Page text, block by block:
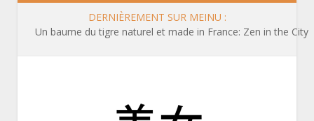
DERNIÈREMENT SUR MEINU :
Queue de cheval basse sur le côté